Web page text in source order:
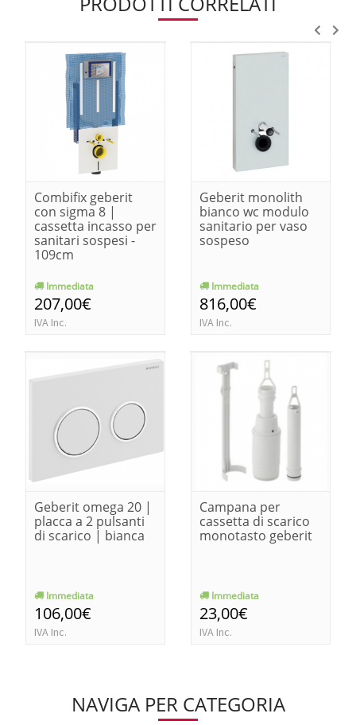
Combifix geberit
con sigma 8 |
cassetta incasso per
sanitari sospesi -
109cm
Immediata
207,00€
IVA Inc.
Geberit monolith
bianco wc modulo
sanitario per vaso
sospeso
Immediata
816,00€
IVA Inc.
Geberit omega 20 |
placca a 2 pulsanti
di scarico | bianca
Immediata
106,00€
IVA Inc.
Campana per
cassetta di scarico
monotasto geberit
Immediata
23,00€
IVA Inc.
NAVIGA PER CATEGORIA